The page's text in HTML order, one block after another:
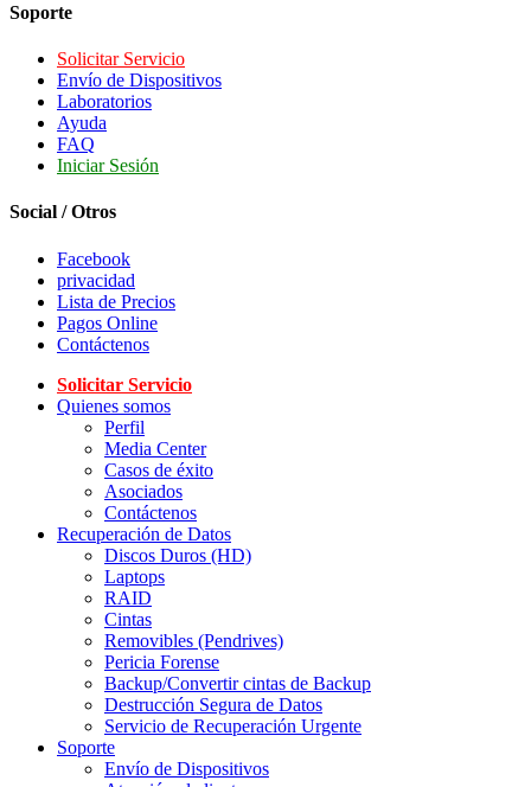
Soporte
Solicitar Servicio
Envío de Dispositivos
Laboratorios
Ayuda
FAQ
Iniciar Sesión
Social / Otros
Facebook
privacidad
Lista de Precios
Pagos Online
Contáctenos
Solicitar Servicio
Quienes somos
Perfil
Media Center
Casos de éxito
Asociados
Contáctenos
Recuperación de Datos
Discos Duros (HD)
Laptops
RAID
Cintas
Removibles (Pendrives)
Pericia Forense
Backup/Convertir cintas de Backup
Destrucción Segura de Datos
Servicio de Recuperación Urgente
Soporte
Envío de Dispositivos